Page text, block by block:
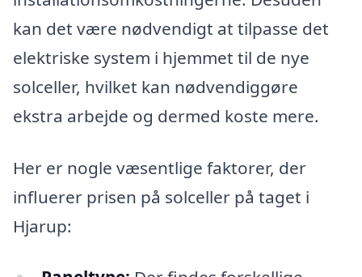
kan det være nødvendigt at tilpasse det
elektriske system i hjemmet til de nye
solceller, hvilket kan nødvendiggøre
ekstra arbejde og dermed koste mere.
Her er nogle væsentlige faktorer, der
influerer prisen på solceller på taget i
Hjarup: